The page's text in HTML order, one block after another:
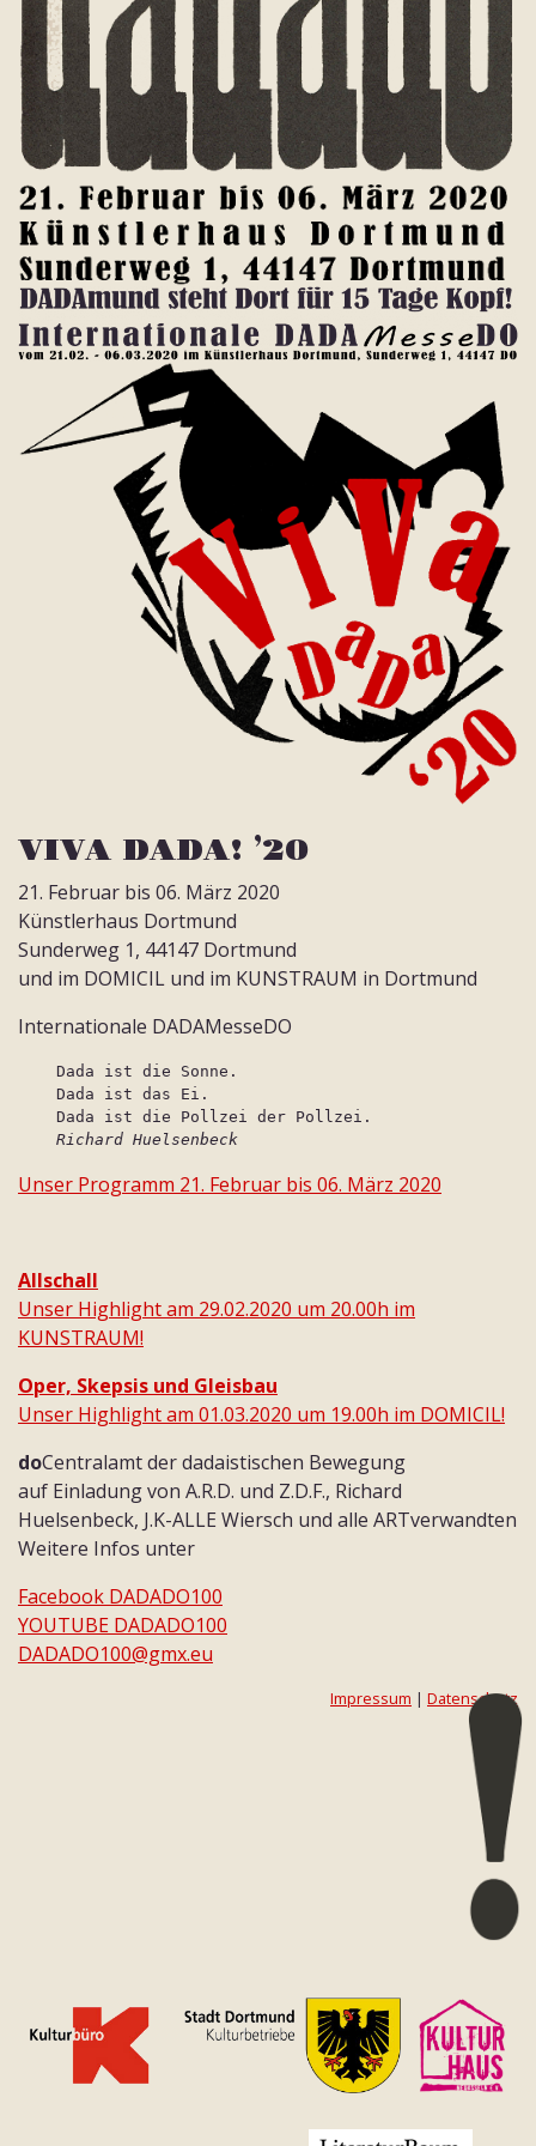
VIVA DADA! ’20
21. Februar bis 06. März 2020
Künstlerhaus Dortmund
Sunderweg 1, 44147 Dortmund
und im DOMICIL und im KUNSTRAUM in Dortmund
Internationale DADAMesseDO
Dada ist die Sonne.
Dada ist das Ei.
Dada ist die Pollzei der Pollzei.
Richard Huelsenbeck
Unser Programm 21. Februar bis 06. März 2020
Allschall
Unser Highlight am 29.02.2020 um 20.00h im
KUNSTRAUM!
Oper, Skepsis und Gleisbau
Unser Highlight am 01.03.2020 um 19.00h im DOMICIL!
doCentralamt der dadaistischen Bewegung
auf Einladung von A.R.D. und Z.D.F., Richard
Huelsenbeck, J.K-ALLE Wiersch und alle ARTverwandten
Weitere Infos unter
Facebook DADADO100
YOUTUBE DADADO100
DADADO100@gmx.eu
Impressum | Datenschutz